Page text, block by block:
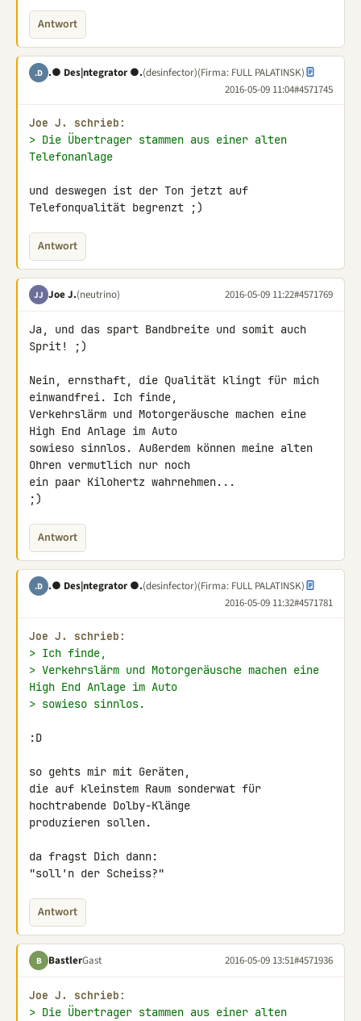
Antwort
.D .● Des|ntegrator ●.(desinfector)(Firma: FULL PALATINSK)
2016-05-09 11:04#4571745
Joe J. schrieb:
> Die Übertrager stammen aus einer alten
Telefonanlage
und deswegen ist der Ton jetzt auf
Telefonqualität begrenzt ;)
Antwort
JJ Joe J.(neutrino) 2016-05-09 11:22#4571769
Ja, und das spart Bandbreite und somit auch
Sprit! ;)
Nein, ernsthaft, die Qualität klingt für mich
einwandfrei. Ich finde,
Verkehrslärm und Motorgeräusche machen eine
High End Anlage im Auto
sowieso sinnlos. Außerdem können meine alten
Ohren vermutlich nur noch
ein paar Kilohertz wahrnehmen...
;)
Antwort
.D .● Des|ntegrator ●.(desinfector)(Firma: FULL PALATINSK)
2016-05-09 11:32#4571781
Joe J. schrieb:
> Ich finde,
> Verkehrslärm und Motorgeräusche machen eine
High End Anlage im Auto
> sowieso sinnlos.
:D
so gehts mir mit Geräten,
die auf kleinstem Raum sonderwat für
hochtrabende Dolby-Klänge
produzieren sollen.
da fragst Dich dann:
"soll'n der Scheiss?"
Antwort
B BastlerGast 2016-05-09 13:51#4571936
Joe J. schrieb:
> Die Übertrager stammen aus einer alten